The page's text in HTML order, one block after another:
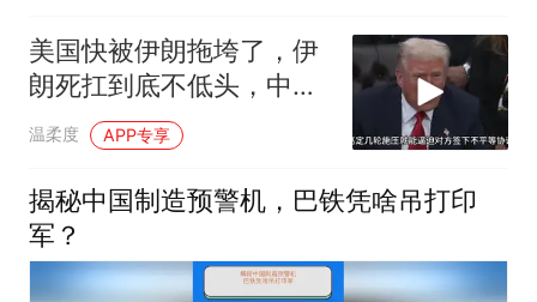
美国快被伊朗拖垮了，伊
朗死扛到底不低头，中国
反而迎来新机遇？
温柔度 APP专享
揭秘中国制造预警机，巴铁凭啥吊打印
军？